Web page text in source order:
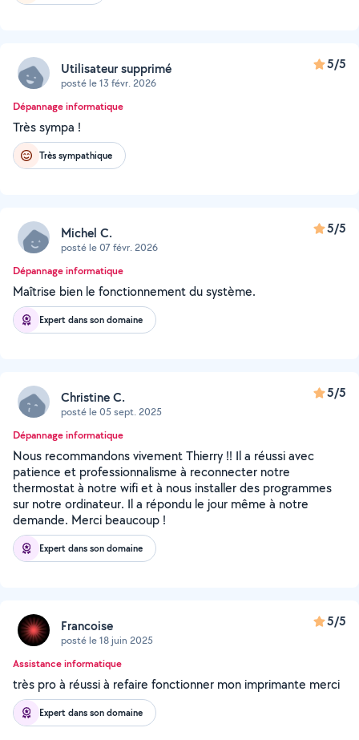
Utilisateur supprimé
posté le 13 févr. 2026
5/5
Dépannage informatique
Très sympa !
Très sympathique
Michel C.
posté le 07 févr. 2026
5/5
Dépannage informatique
Maîtrise bien le fonctionnement du système.
Expert dans son domaine
Christine C.
posté le 05 sept. 2025
5/5
Dépannage informatique
Nous recommandons vivement Thierry !! Il a réussi avec
patience et professionnalisme à reconnecter notre
thermostat à notre wifi et à nous installer des programmes
sur notre ordinateur. Il a répondu le jour même à notre
demande. Merci beaucoup !
Expert dans son domaine
Francoise
posté le 18 juin 2025
5/5
Assistance informatique
très pro à réussi à refaire fonctionner mon imprimante merci
Expert dans son domaine